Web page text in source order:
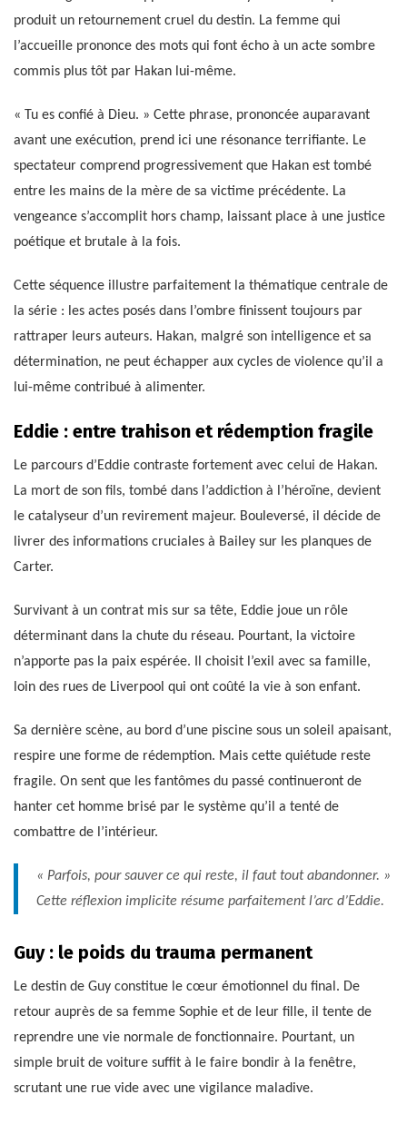
produit un retournement cruel du destin. La femme qui
l’accueille prononce des mots qui font écho à un acte sombre
commis plus tôt par Hakan lui-même.
« Tu es confié à Dieu. » Cette phrase, prononcée auparavant
avant une exécution, prend ici une résonance terrifiante. Le
spectateur comprend progressivement que Hakan est tombé
entre les mains de la mère de sa victime précédente. La
vengeance s’accomplit hors champ, laissant place à une justice
poétique et brutale à la fois.
Cette séquence illustre parfaitement la thématique centrale de
la série : les actes posés dans l’ombre finissent toujours par
rattraper leurs auteurs. Hakan, malgré son intelligence et sa
détermination, ne peut échapper aux cycles de violence qu’il a
lui-même contribué à alimenter.
Eddie : entre trahison et rédemption fragile
Le parcours d’Eddie contraste fortement avec celui de Hakan.
La mort de son fils, tombé dans l’addiction à l’héroïne, devient
le catalyseur d’un revirement majeur. Bouleversé, il décide de
livrer des informations cruciales à Bailey sur les planques de
Carter.
Survivant à un contrat mis sur sa tête, Eddie joue un rôle
déterminant dans la chute du réseau. Pourtant, la victoire
n’apporte pas la paix espérée. Il choisit l’exil avec sa famille,
loin des rues de Liverpool qui ont coûté la vie à son enfant.
Sa dernière scène, au bord d’une piscine sous un soleil apaisant,
respire une forme de rédemption. Mais cette quiétude reste
fragile. On sent que les fantômes du passé continueront de
hanter cet homme brisé par le système qu’il a tenté de
combattre de l’intérieur.
« Parfois, pour sauver ce qui reste, il faut tout abandonner. »
Cette réflexion implicite résume parfaitement l’arc d’Eddie.
Guy : le poids du trauma permanent
Le destin de Guy constitue le cœur émotionnel du final. De
retour auprès de sa femme Sophie et de leur fille, il tente de
reprendre une vie normale de fonctionnaire. Pourtant, un
simple bruit de voiture suffit à le faire bondir à la fenêtre,
scrutant une rue vide avec une vigilance maladive.